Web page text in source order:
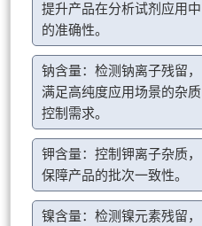
提升产品在分析试剂应用中
的准确性。
钠含量：检测钠离子残留，
满足高纯度应用场景的杂质
控制需求。
钾含量：控制钾离子杂质，
保障产品的批次一致性。
镍含量：检测镍元素残留，